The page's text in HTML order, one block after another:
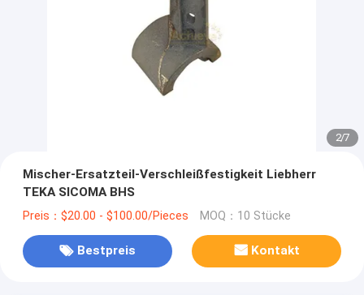
2/7
Mischer-Ersatzteil-Verschleißfestigkeit Liebherr
TEKA SICOMA BHS
Preis：$20.00 - $100.00/Pieces MOQ：10 Stücke
Bestpreis Kontakt